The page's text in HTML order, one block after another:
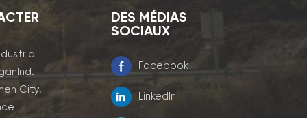
City,
DES MÉDIAS
SOCIAUX
Facebook
LinkedIn